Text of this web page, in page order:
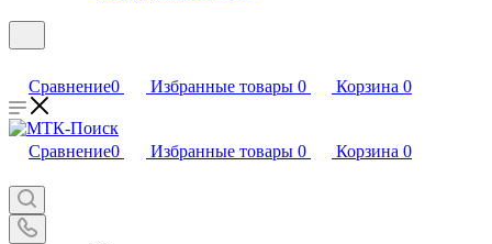
Сравнение0 Избранные товары 0 Корзина 0
Сравнение0 Избранные товары 0 Корзина 0